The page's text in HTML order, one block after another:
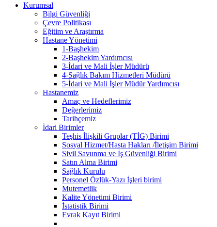
Kurumsal
Bilgi Güvenliği
Çevre Politikası
Eğitim ve Araştırma
Hastane Yönetimi
1-Başhekim
2-Başhekim Yardımcısı
3-İdari ve Mali İşler Müdürü
4-Sağlık Bakım Hizmetleri Müdürü
5-İdari ve Mali İşler Müdür Yardımcısı
Hastanemiz
Amaç ve Hedeflerimiz
Değerlerimiz
Tarihçemiz
İdari Birimler
Teşhis İlişkili Gruplar (TİG) Birimi
Sosyal Hizmet/Hasta Hakları /İletişim Birimi
Sivil Savunma ve İş Güvenliği Birimi
Satın Alma Birimi
Sağlık Kurulu
Personel Özlük-Yazı İşleri birimi
Mutemetlik
Kalite Yönetimi Birimi
İstatistik Birimi
Evrak Kayıt Birimi